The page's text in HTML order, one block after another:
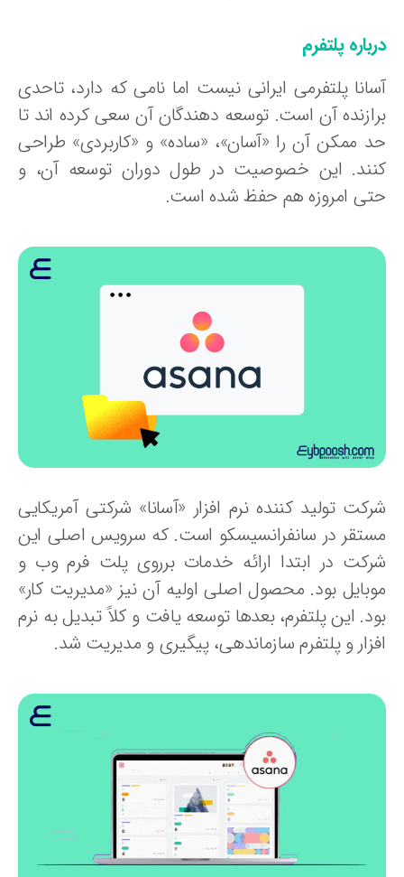
پلتفرم
پلتفرمی ایرانی نیست اما نامی که دارد، تاحدی
آن است. توسعه دهندگان آن سعی کرده اند تا
ممکن آن را «آسان»، «ساده» و «کاربردی» طراحی
این خصوصیت در طول دوران توسعه آن، و
امروزه هم حفظ شده است.
تولید کننده نرم افزار «آسانا» شرکتی آمریکایی
در سانفرانسیسکو است. که سرویس اصلی این
در ابتدا ارائه خدمات برروی پلت فرم وب و
بود. محصول اصلی اولیه آن نیز «مدیریت کار»
این پلتفرم، بعدها توسعه یافت و کلاً تبدیل به نرم
و پلتفرم سازماندهی، پیگیری و مدیریت شد.